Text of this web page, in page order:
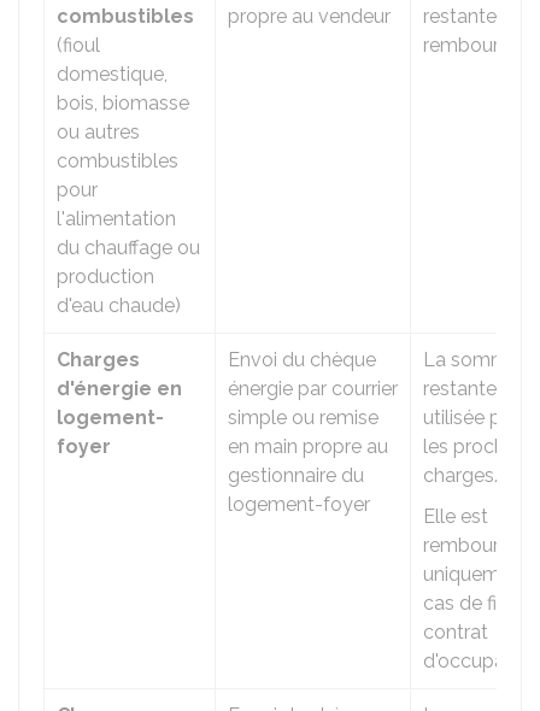
combustibles
(fioul
domestique,
bois, biomasse
ou autres
combustibles
pour
l'alimentation
du chauffage ou
production
d'eau chaude)
propre au vendeur
restante
remboursée.
Charges
d'énergie en
logement-
foyer
Envoi du chèque
énergie par courrier
simple ou remise
en main propre au
gestionnaire du
logement-foyer
La somme
restante est
utilisée pour
les
charges.
Elle est
uniquement
cas de fin de
contrat